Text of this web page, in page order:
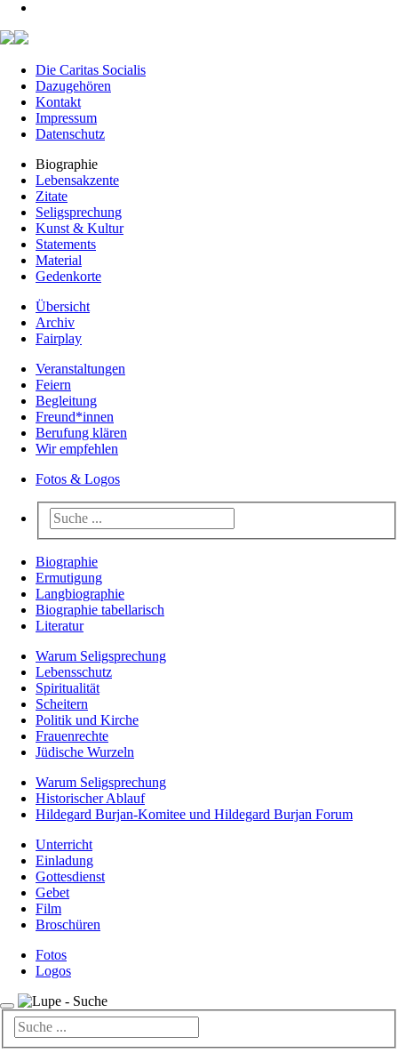
Die Caritas Socialis
Dazugehören
Kontakt
Impressum
Datenschutz
Biographie
Lebensakzente
Zitate
Seligsprechung
Kunst & Kultur
Statements
Material
Gedenkorte
Übersicht
Archiv
Fairplay
Veranstaltungen
Feiern
Begleitung
Freund*innen
Berufung klären
Wir empfehlen
Fotos & Logos
Biographie
Ermutigung
Langbiographie
Biographie tabellarisch
Literatur
Warum Seligsprechung
Lebensschutz
Spiritualität
Scheitern
Politik und Kirche
Frauenrechte
Jüdische Wurzeln
Warum Seligsprechung
Historischer Ablauf
Hildegard Burjan-Komitee und Hildegard Burjan Forum
Unterricht
Einladung
Gottesdienst
Gebet
Film
Broschüren
Fotos
Logos